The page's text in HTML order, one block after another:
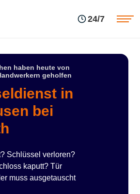
24/7
haben heute von
geholfen
in
bei
Schlüssel verloren?
kaputt? Tür
muss ausgetauscht